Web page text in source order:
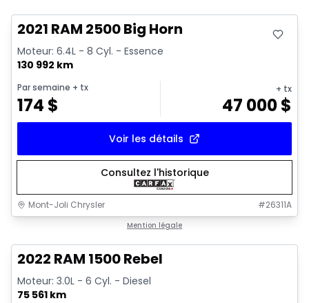
2021 RAM 2500 Big Horn
Moteur: 6.4L - 8 Cyl. - Essence
130 992 km
Par semaine + tx
174 $
+ tx
47 000$
Voir les détails
Consultez l'historique
Mont-Joli Chrysler #26311A
Mention légale
2022 RAM 1500 Rebel
Moteur: 3.0L - 6 Cyl. - Diesel
75 561 km